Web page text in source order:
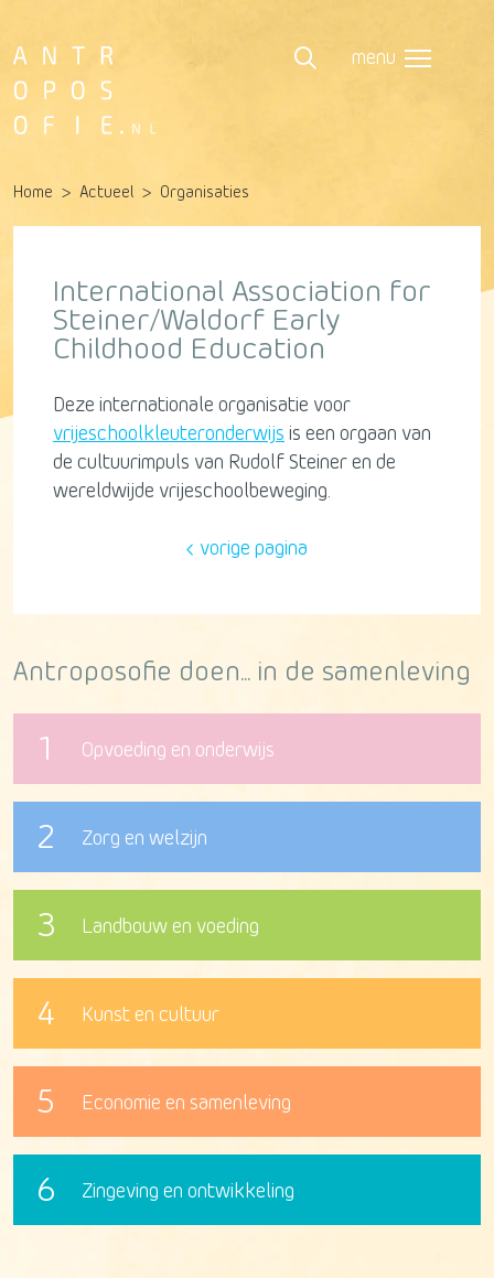
menu
Home Actueel Organisaties
International Association for
Steiner/Waldorf Early
Childhood Education
Deze internationale organisatie voor
vrijeschoolkleuteronderwijs is een orgaan van
de cultuurimpuls van Rudolf Steiner en de
wereldwijde vrijeschoolbeweging.
vorige pagina
Antroposofie doen... in de samenleving
1 Opvoeding en onderwijs
2 Zorg en welzijn
3 Landbouw en voeding
4 Kunst en cultuur
5 Economie en samenleving
6 Zingeving en ontwikkeling